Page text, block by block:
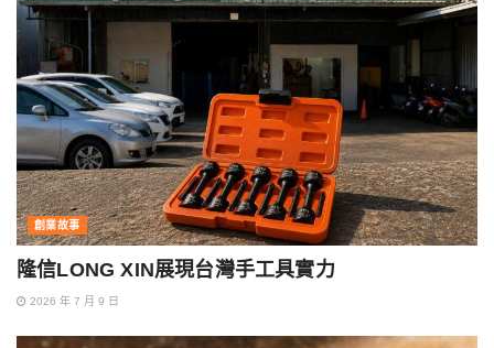
創業故事
隆信LONG XIN展現台灣手工具實力
2026 年 7 月 9 日